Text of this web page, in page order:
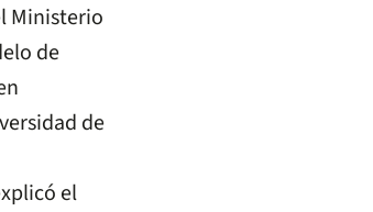
Ministerio
de
de
el